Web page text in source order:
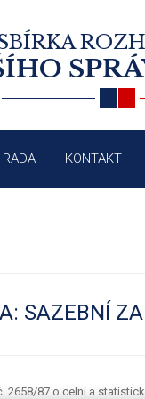
RADA KONTAKT
SAZEBNÍ
2658/87 o celní a